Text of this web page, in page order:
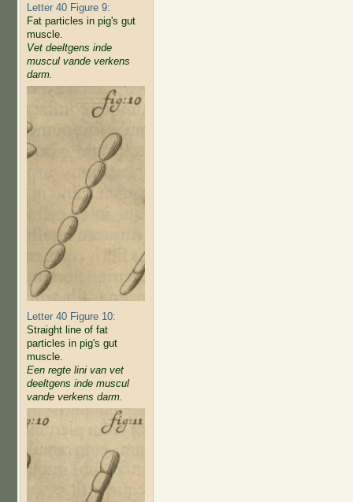
Letter 40 Figure 9:
Fat particles in pig's gut
muscle.
Vet deeltgens inde
muscul vande verkens
darm.
Letter 40 Figure 10:
Straight line of fat
particles in pig's gut
muscle.
Een regte lini van vet
deeltgens inde muscul
vande verkens darm.